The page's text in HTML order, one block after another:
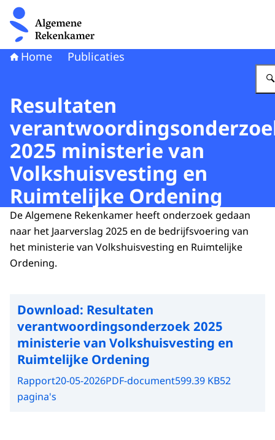
Naar de homepage van Algemene Rekenkamer
Home Publicaties
Resultaten
2025 ministerie van
Volkshuisvesting en
Ruimtelijke Ordening
De Algemene Rekenkamer heeft onderzoek gedaan
naar het Jaarverslag 2025 en de bedrijfsvoering van
het ministerie van Volkshuisvesting en Ruimtelijke
Ordening.
Download: Resultaten
verantwoordingsonderzoek 2025
ministerie van Volkshuisvesting en
Ruimtelijke Ordening
Rapport20-05-2026PDF-document599.39 KB52
pagina's